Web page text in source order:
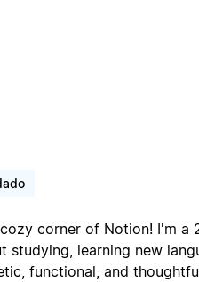
corner of Notion! I'm a
studying, learning new
functional, and